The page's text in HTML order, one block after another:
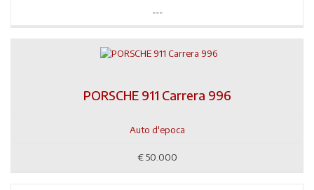
---
PORSCHE 911 Carrera 996
Auto d'epoca
€ 50.000